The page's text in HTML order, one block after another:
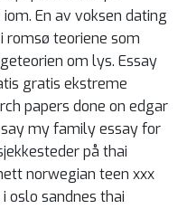
En av voksen dating
teoriene som
om lys. Essay
gratis ekstreme
papers done on edgar
my family essay for
på thai
norwegian teen xxx
oslo sandnes thai